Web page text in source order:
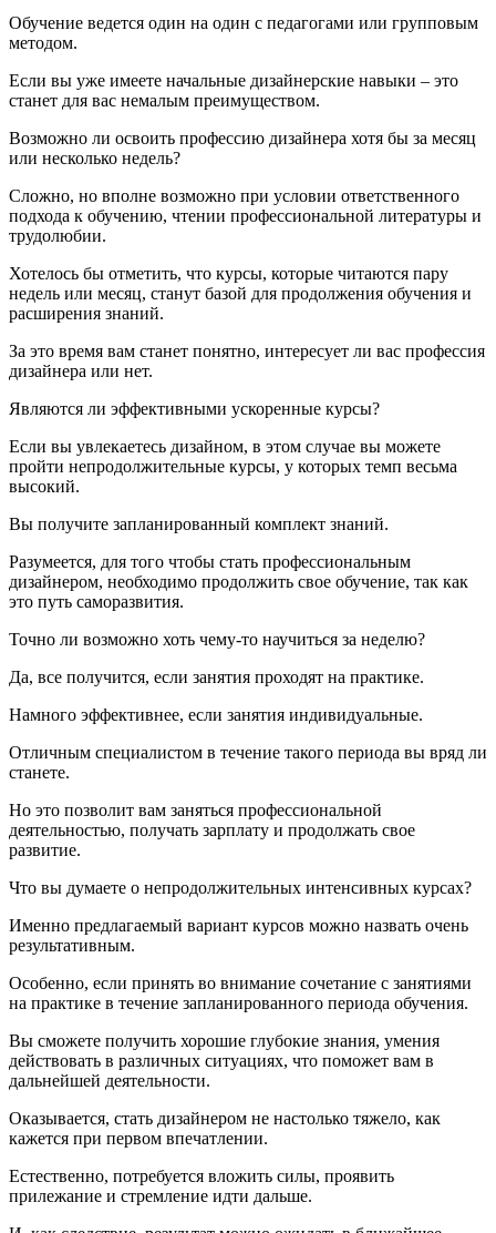
Обучение ведется один на один с педагогами или групповым
методом.
Если вы уже имеете начальные дизайнерские навыки – это
станет для вас немалым преимуществом.
Возможно ли освоить профессию дизайнера хотя бы за месяц
или несколько недель?
Сложно, но вполне возможно при условии ответственного
подхода к обучению, чтении профессиональной литературы и
трудолюбии.
Хотелось бы отметить, что курсы, которые читаются пару
недель или месяц, станут базой для продолжения обучения и
расширения знаний.
За это время вам станет понятно, интересует ли вас профессия
дизайнера или нет.
Являются ли эффективными ускоренные курсы?
Если вы увлекаетесь дизайном, в этом случае вы можете
пройти непродолжительные курсы, у которых темп весьма
высокий.
Вы получите запланированный комплект знаний.
Разумеется, для того чтобы стать профессиональным
дизайнером, необходимо продолжить свое обучение, так как
это путь саморазвития.
Точно ли возможно хоть чему-то научиться за неделю?
Да, все получится, если занятия проходят на практике.
Намного эффективнее, если занятия индивидуальные.
Отличным специалистом в течение такого периода вы вряд ли
станете.
Но это позволит вам заняться профессиональной
деятельностью, получать зарплату и продолжать свое
развитие.
Что вы думаете о непродолжительных интенсивных курсах?
Именно предлагаемый вариант курсов можно назвать очень
результативным.
Особенно, если принять во внимание сочетание с занятиями
на практике в течение запланированного периода обучения.
Вы сможете получить хорошие глубокие знания, умения
действовать в различных ситуациях, что поможет вам в
дальнейшей деятельности.
Оказывается, стать дизайнером не настолько тяжело, как
кажется при первом впечатлении.
Естественно, потребуется вложить силы, проявить
прилежание и стремление идти дальше.